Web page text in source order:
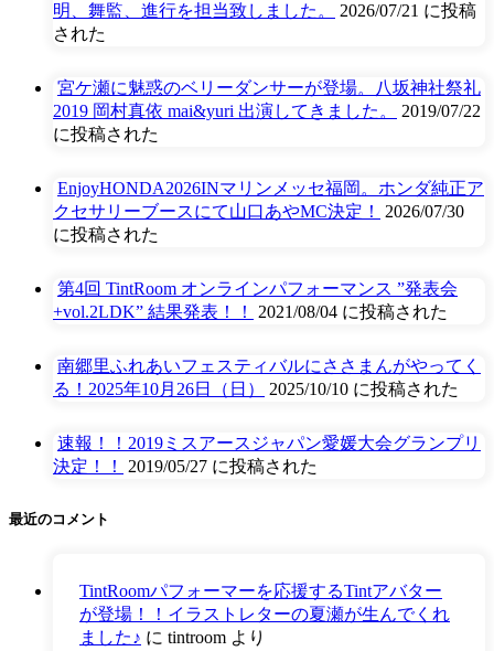
明、舞監、進行を担当致しました。
2026/07/21 に投稿
された
宮ケ瀬に魅惑のベリーダンサーが登場。八坂神社祭礼
2019 岡村真依 mai&yuri 出演してきました。
2019/07/22
に投稿された
EnjoyHONDA2026INマリンメッセ福岡。ホンダ純正ア
クセサリーブースにて山口あやMC決定！
2026/07/30
に投稿された
第4回 TintRoom オンラインパフォーマンス ”発表会
+vol.2LDK” 結果発表！！
2021/08/04 に投稿された
南郷里ふれあいフェスティバルにささまんがやってく
る！2025年10月26日（日）
2025/10/10 に投稿された
速報！！2019ミスアースジャパン愛媛大会グランプリ
決定！！
2019/05/27 に投稿された
最近のコメント
TintRoomパフォーマーを応援するTintアバター
が登場！！イラストレターの夏瀬が生んでくれ
ました♪ に tintroom より